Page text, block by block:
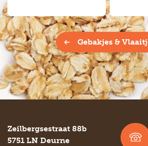
Gebakjes &
Zeilbergsestraat 88b
5751 LN Deurne